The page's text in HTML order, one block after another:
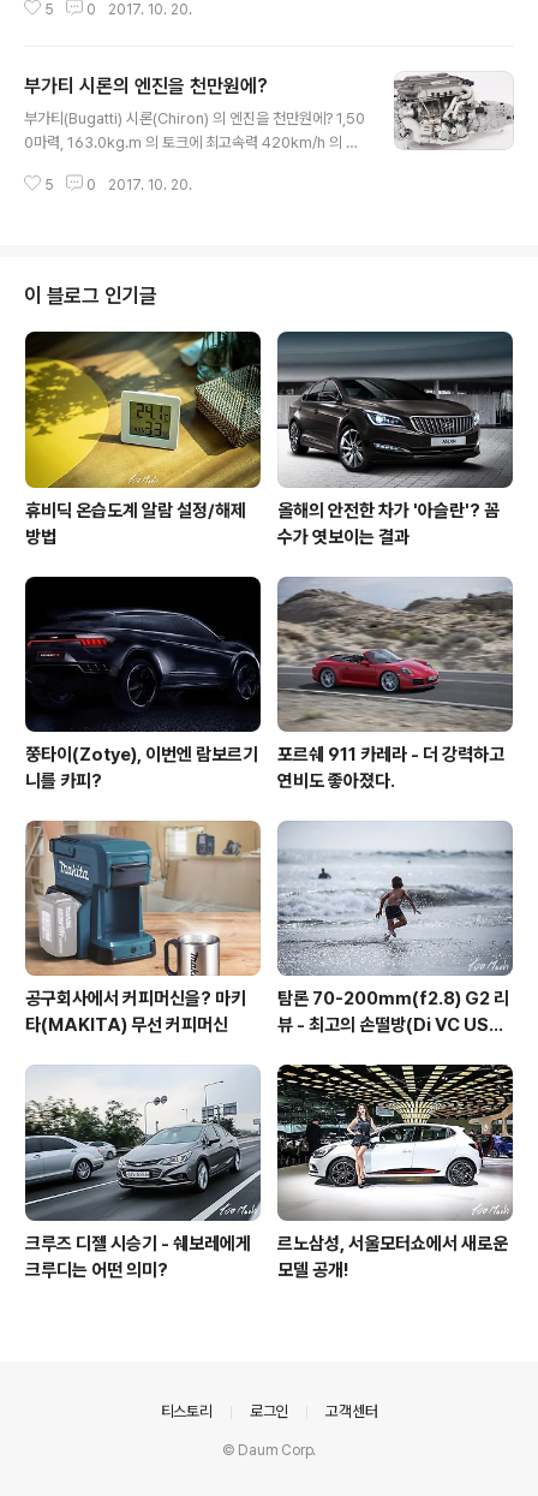
화려하게 변신한다. 일단 스팅어는 웨스트 코스트 커스텀
버로 제작한 에어로키트, 쿼드 배기튜닝 등의 모습을 바꿀
것이라고 한다. 익숙해 보이는 것은 스팅어의 테일램프 뿐
이다. 실내도 화려하게 변신을 할 예정이라고 한다. 한편,
에서 튜닝을 했으며, 와이드 바디킷과 함께 배기시스템, E
5 0 2017. 10. 20.
부가티 시론의 엔진을 천만원에?
부가티(Bugatti) 시론(Chiron) 의 엔진을 천만원에? 1,50
0마력, 163.0kg.m 의 토크에 최고속력 420km/h 의 성
장착하고 있다. 500대 한정생산으로 가격은 약 42억원 정
싸다고 느껴질 것이다. 하지만, 지금 말하는 천만원짜리 엔
진은 사실 진짜가 아닌, 1:4 스케일의 부가티 시론의 엔진
모형이다. 너무나도 정교하게 W16 엔진과 7단 DCT 까지
함께 만든 이 1:4 스케일의 엔진은 실제로는 작동되지 않지
만, 제작시간에 220시간 정도가 걸렸고, 약 ..
5 0 2017. 10. 20.
이 블로그 인기글
휴비딕 온습도계 알람 설정/해제
방법
올해의 안전한 차가 '아슬란'? 꼼
수가 엿보이는 결과
쭝타이(Zotye), 이번엔 람보르기
니를 카피?
포르쉐 911 카레라 - 더 강력하고
연비도 좋아졌다.
공구회사에서 커피머신을? 마키
타(MAKITA) 무선 커피머신
탐론 70-200mm(f2.8) G2 리
뷰 - 최고의 손떨방(Di VC USD
크루즈 디젤 시승기 - 쉐보레에게
크루디는 어떤 의미?
르노삼성, 서울모터쇼에서 새로운
모델 공개!
티스토리 로그인 고객센터
© Daum Corp.